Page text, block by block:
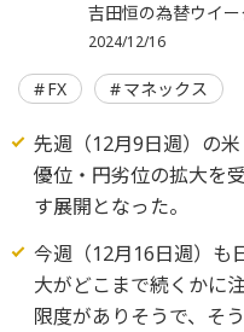
吉田恒の為替ウイ
2024/12/16
FX マネックス
先週（12月9日週）の
優位・円劣位の拡大を
す展開となった。
今週（12月16日週）も
大がどこまで続くかに
限度がありそうで、そ